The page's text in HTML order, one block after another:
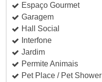
Espaço Gourmet
Garagem
Hall Social
Interfone
Jardim
Permite Animais
Pet Place / Pet Shower